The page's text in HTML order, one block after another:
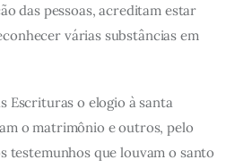
das pessoas, acreditam estar
várias substâncias em
Escrituras o elogio à santa
o matrimônio e outros, pelo
testemunhos que louvam o santo